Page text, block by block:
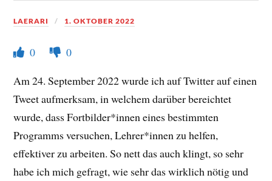
LAERARI 1. OKTOBER 2022
0
0
Am 24. September 2022 wurde ich auf Twitter auf einen
Tweet aufmerksam, in welchem darüber bereichtet
wurde, dass Fortbilder*innen eines bestimmten
Programms versuchen, Lehrer*innen zu helfen,
effektiver zu arbeiten. So nett das auch klingt, so sehr
habe ich mich gefragt, wie sehr das wirklich nötig und